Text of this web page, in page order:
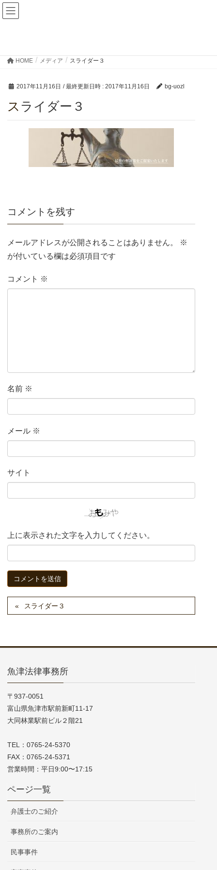
HOME メディア スライダー３
2017年11月16日 / 最終更新日時 : 2017年11月16日 bg-uozl
スライダー３
コメントを残す
メールアドレスが公開されることはありません。
※
が付いている欄は必須項目です
コメント ※
名前 ※
メール ※
サイト
上に表示された文字を入力してください。
スライダー３
魚津法律事務所
〒937-0051
富山県魚津市駅前新町11-17
大同林業駅前ビル２階21
TEL：0765-24-5370
FAX：0765-24-5371
営業時間：平日9:00〜17:15
ページ一覧
弁護士のご紹介
事務所のご案内
民事事件